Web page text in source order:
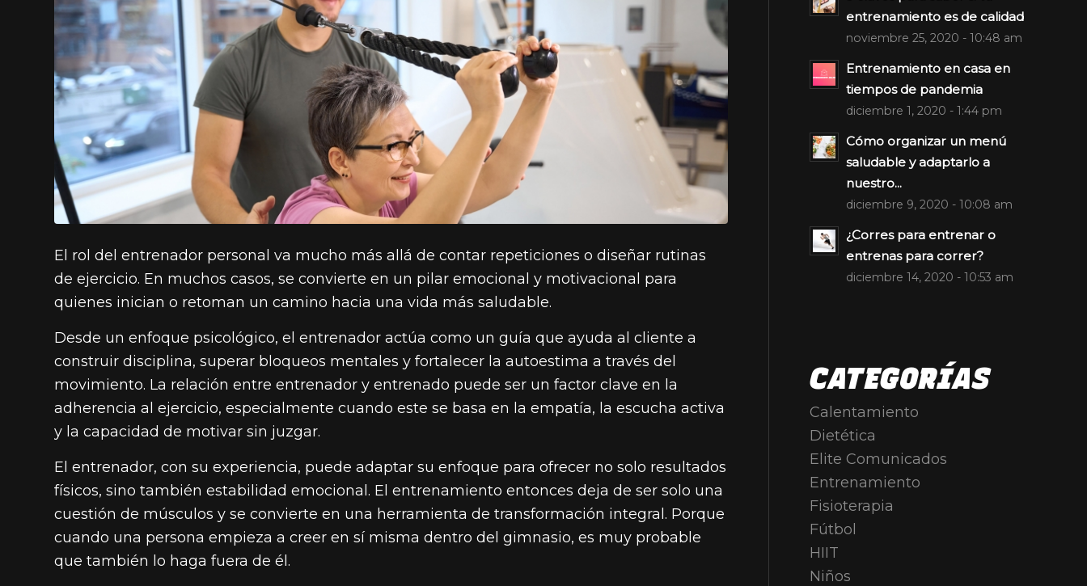
El rol del entrenador personal va mucho más allá de contar repeticiones o diseñar rutinas
de ejercicio. En muchos casos, se convierte en un pilar emocional y motivacional para
quienes inician o retoman un camino hacia una vida más saludable.
Desde un enfoque psicológico, el entrenador actúa como un guía que ayuda al cliente a
construir disciplina, superar bloqueos mentales y fortalecer la autoestima a través del
movimiento. La relación entre entrenador y entrenado puede ser un factor clave en la
adherencia al ejercicio, especialmente cuando este se basa en la empatía, la escucha activa
y la capacidad de motivar sin juzgar.
El entrenador, con su experiencia, puede adaptar su enfoque para ofrecer no solo resultados
físicos, sino también estabilidad emocional. El entrenamiento entonces deja de ser solo una
cuestión de músculos y se convierte en una herramienta de transformación integral. Porque
cuando una persona empieza a creer en sí misma dentro del gimnasio, es muy probable
que también lo haga fuera de él.
entrenamiento es de calidad
noviembre 25, 2020 - 10:48 am
Entrenamiento en casa en
tiempos de pandemia
diciembre 1, 2020 - 1:44 pm
Cómo organizar un menú
saludable y adaptarlo a
nuestro...
diciembre 9, 2020 - 10:08 am
¿Corres para entrenar o
entrenas para correr?
diciembre 14, 2020 - 10:53 am
CATEGORÍAS
Calentamiento
Dietética
Elite Comunicados
Entrenamiento
Fisioterapia
Fútbol
HIIT
Niños